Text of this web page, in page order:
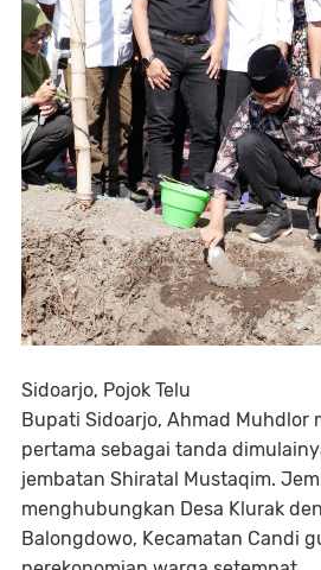
Sidoarjo, Pojok Telu
Bupati Sidoarjo, Ahmad Muhdlor
pertama sebagai tanda
jembatan Shiratal Mustaqim.
menghubungkan Desa Klurak
Balongdowo, Kecamatan Candi